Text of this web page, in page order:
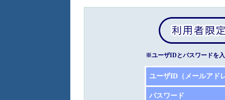
※ユーザIDとパスワードを
ユーザID（メールアド
パスワード